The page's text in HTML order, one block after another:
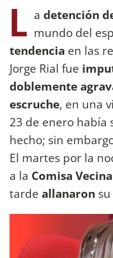
L a detención
mundo del
tendencia en las
Jorge Rial fue
doblemente
escruche, en una
23 de enero
hecho; sin
El martes por la
a la Comisa
tarde allanaron